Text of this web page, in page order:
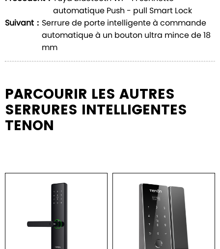
automatique Push - pull Smart Lock
Suivant： Serrure de porte intelligente à commande
automatique à un bouton ultra mince de 18
mm
PARCOURIR LES AUTRES
SERRURES INTELLIGENTES
TENON